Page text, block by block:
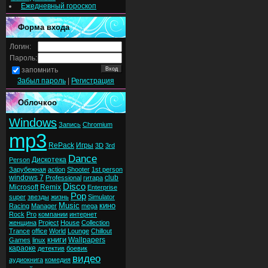
Ежедневный гороскоп
Форма входа
Логин:
Пароль:
запомнить
Забыл пароль
Регистрация
Облочкоо
Windows Запись Chromium
mp3 RePack Игры 3D 3rd
Person Дискотека Dance
Зарубежная action Shooter 1st person
windows 7 Professional гитара club
Microsoft Remix Disco Enterprise
super звезды жизнь Pop Simulator
Racing Manager Music mega кино
Rock Pro компании интернет
женщина Project House Collection
Trance office World Lounge Chillout
Games linux книги Wallpapers
караоке детектив боевик
аудиокнига комедия видео